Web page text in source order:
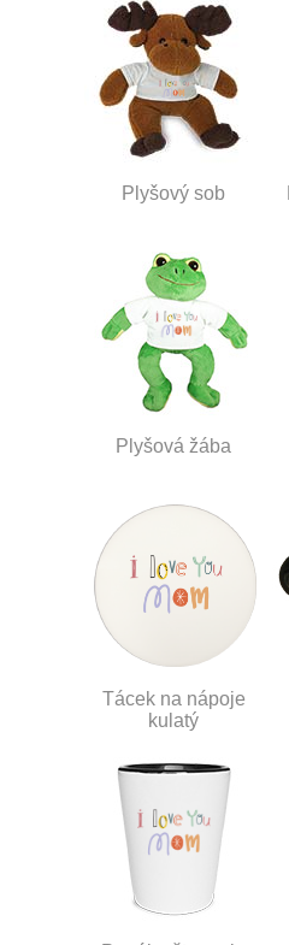
Plyšový sob
Plyšová žába
Tácek na nápoje
kulatý